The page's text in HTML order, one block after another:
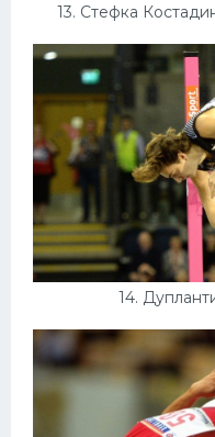
13. Стефка
14.